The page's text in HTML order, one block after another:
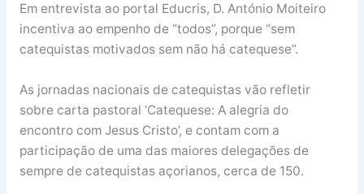
Em entrevista ao portal Educris, D. António Moiteiro
incentiva ao empenho de “todos”, porque “sem
catequistas motivados sem não há catequese”.
As jornadas nacionais de catequistas vão refletir
sobre carta pastoral ‘Catequese: A alegria do
encontro com Jesus Cristo’, e contam com a
participação de uma das maiores delegações de
sempre de catequistas açorianos, cerca de 150.